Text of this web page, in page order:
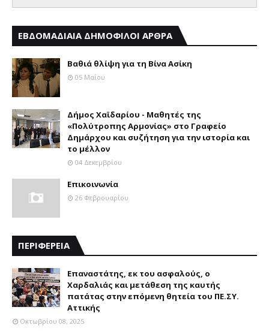
ΕΒΔΟΜΑΔΙΑΙΑ ΔΗΜΟΦΙΛΟΙ ΑΡΘΡΑ
Βαθιά θλίψη για τη Βίνα Ασίκη
05 Μαΐου
Δήμος Χαϊδαρίου - Μαθητές της
«Πολύτροπης Αρμονίας» στο Γραφείο
Δημάρχου και συζήτηση για την ιστορία και
το μέλλον
04 Δεκεμβρίου
Επικοινωνία
26 Φεβρουαρίου
ΠΕΡΙΦΕΡΕΙΑ
Επαναστάτης, εκ του ασφαλούς, ο
Χαρδαλιάς και μετάθεση της καυτής
πατάτας στην επόμενη θητεία του ΠΕ.ΣΥ.
Αττικής
Οκτωβρίου 08, 2025